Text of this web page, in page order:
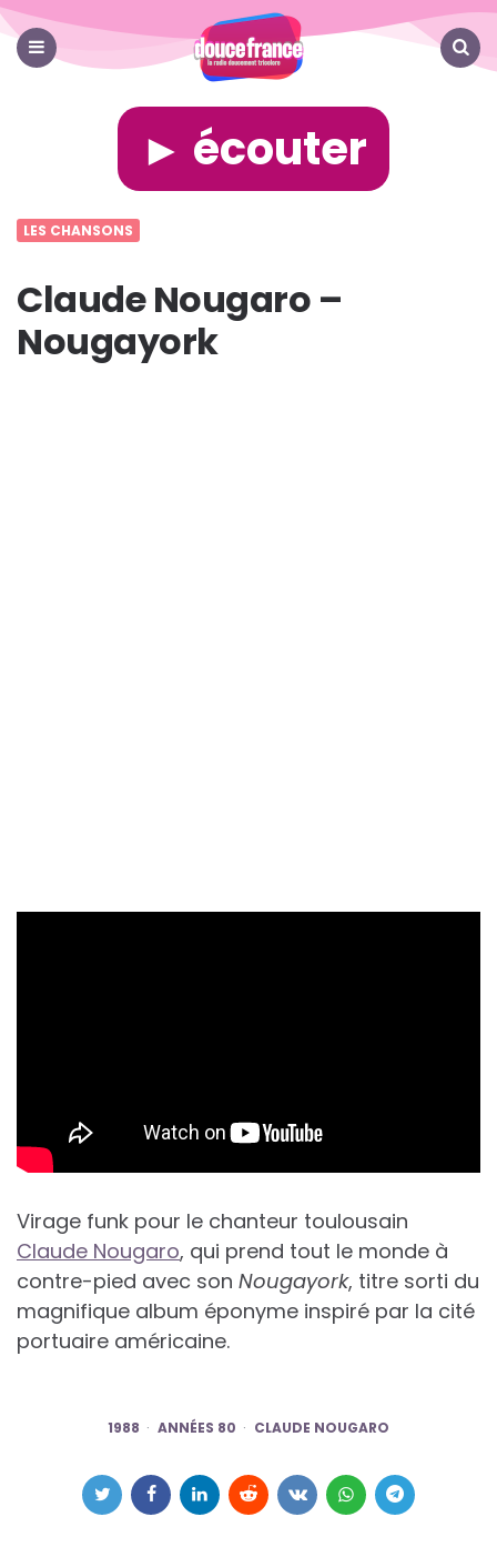
France
► écouter
LES CHANSONS
Claude Nougaro –
Nougayork
Virage funk pour le chanteur toulousain
Claude Nougaro, qui prend tout le monde à
contre-pied avec son Nougayork, titre sorti du
magnifique album éponyme inspiré par la cité
portuaire américaine.
1988 ANNÉES 80 CLAUDE NOUGARO